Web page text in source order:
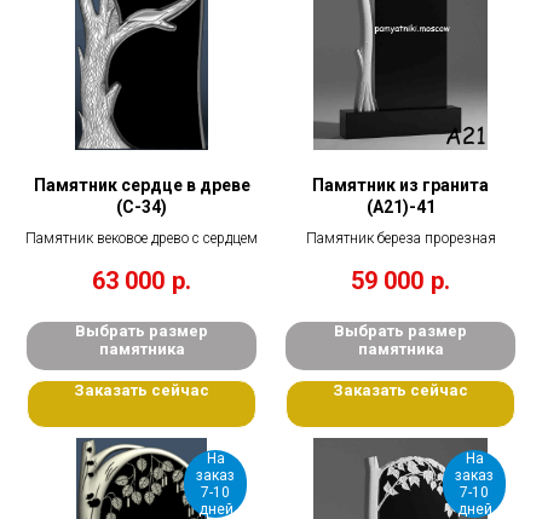
Памятник сердце в древе
(С-34)
Памятник вековое древо с сердцем
63 000 р.
Выбрать размер
памятника
Заказать сейчас
Памятник из гранита
(А21)-41
Памятник береза прорезная
59 000 р.
Выбрать размер
памятника
Заказать сейчас
На
заказ
7-10
дней
На
заказ
7-10
дней